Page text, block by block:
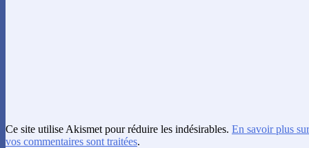
Ce site utilise Akismet pour réduire les indésirables. En savoir plus
vos commentaires sont traitées.